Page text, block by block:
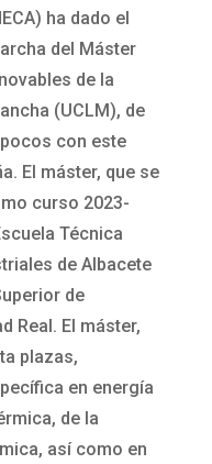
ha dado el
del Máster
de la
(UCLM), de
con este
El máster, que se
curso 2023-
Técnica
de Albacete
de
Real. El máster,
plazas,
en energía
de la
así como en